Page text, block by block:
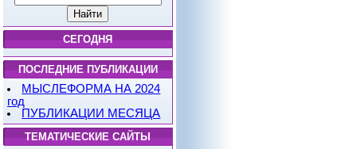
СЕГОДНЯ
ПОСЛЕДНИЕ ПУБЛИКАЦИИ
МЫСЛЕФОРМА НА 2024
год
ПУБЛИКАЦИИ МЕСЯЦА
ТЕМАТИЧЕСКИЕ САЙТЫ